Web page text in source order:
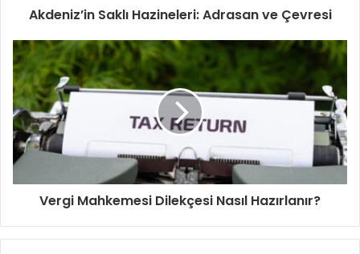
Akdeniz’in Saklı Hazineleri: Adrasan ve Çevresi
Vergi Mahkemesi Dilekçesi Nasıl Hazırlanır?